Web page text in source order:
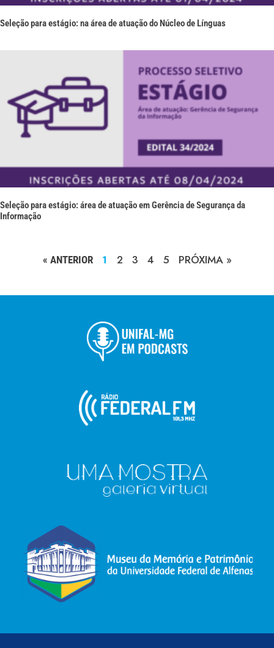
Seleção para estágio: na área de atuação do Núcleo de Línguas
Seleção para estágio: área de atuação em Gerência de Segurança da
Informação
« ANTERIOR 1 2 3 4 5 PRÓXIMA »